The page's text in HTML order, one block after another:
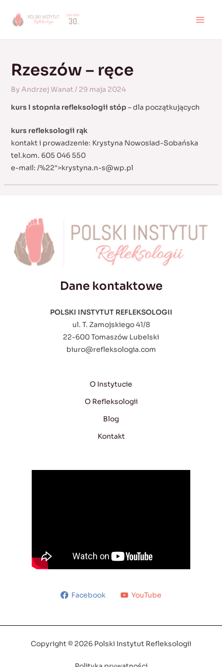
Rzeszów – ręce
By Andrzej Wanat/ 29 maja 2024
kurs I stopnia refleksologii stóp– dla początkujących
kurs refleksologii rąk
kontakt i prowadzenie: Krystyna Nowosiad-Sobańska
tel.kom. 605 046 550
e-mail: /%22">krystyna.n-s@wp.pl
Dane kontaktowe
POLSKI INSTYTUT REFLEKSOLOGII
ul. T. Zamojskiego 41/8
22-600 Tomaszów Lubelski
biuro@refleksologia.com
O Instytucie
O Refleksologii
Blog
Kontakt
Facebook YouTube
Copyright © 2026 Polski Instytut Refleksologii